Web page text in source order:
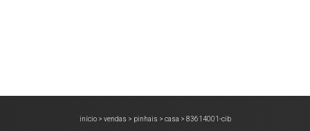
início> vendas > pinhais > casa > 83614001-cib